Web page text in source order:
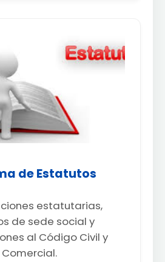
de Estatutos
estatutarias,
de sede social y
al Código Civil y
Comercial.